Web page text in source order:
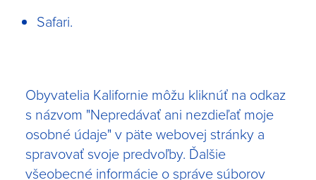
Safari.
Obyvatelia Kalifornie môžu kliknúť na odkaz
s názvom "Nepredávať ani nezdieľať moje
osobné údaje" v päte webovej stránky a
spravovať svoje predvoľby. Ďalšie
všeobecné informácie o správe súborov